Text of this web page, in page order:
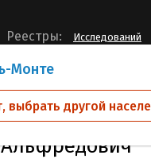
Монте
выбрать другой
Реестры: Исследований
Владислав